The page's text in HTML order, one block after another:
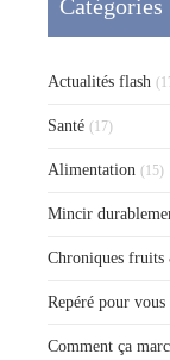
Catégories
Actualités flash
Santé (17)
Alimentation (15)
Mincir
Chroniques fruits
Repéré pour vous
Comment ça